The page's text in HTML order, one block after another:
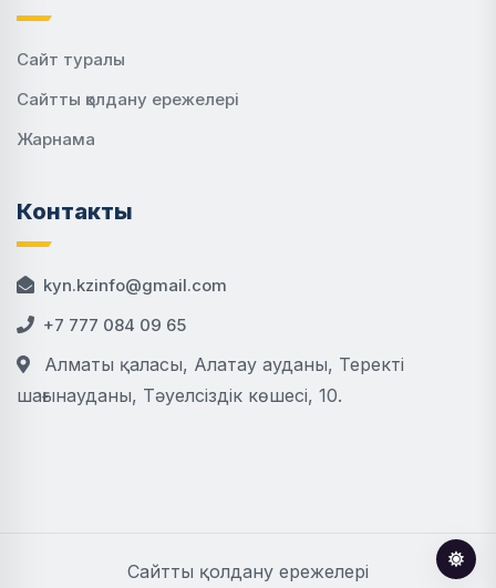
Сайт туралы
Сайтты қолдану ережелері
Жарнама
Контакты
kyn.kzinfo@gmail.com
+7 777 084 09 65
Алматы қаласы, Алатау ауданы, Теректі
шағынауданы, Тәуелсіздік көшесі, 10.
Сайтты қолдану ережелері